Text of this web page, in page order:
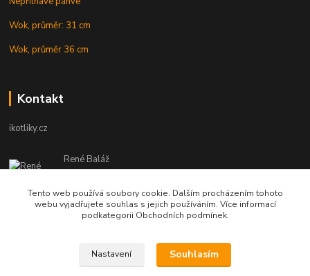
Wok, průměr: 31 cm
Wok, průměr 36 cm
Kontakt
ikotliky.cz
René Baláž
Eshop: +421 902 212 007
od 8:00 - do 16:00 hod
info@ikotliky.cz
Tento web používá soubory cookie. Dalším procházením tohoto
webu vyjadřujete souhlas s jejich používáním. Více informací
podkategorii Obchodních podmínek.
Nastavení Souhlasím